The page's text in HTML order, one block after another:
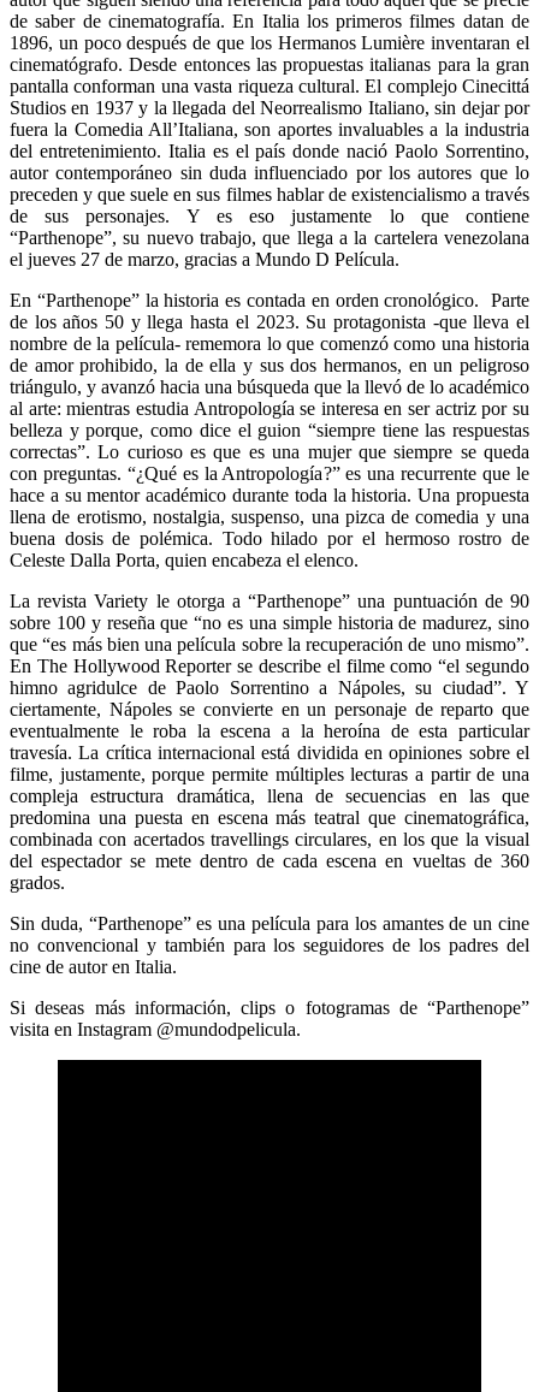
de saber de cinematografía. En Italia los primeros filmes datan de
1896, un poco después de que los Hermanos Lumière inventaran el
cinematógrafo. Desde entonces las propuestas italianas para la gran
pantalla conforman una vasta riqueza cultural. El complejo Cinecittá
Studios en 1937 y la llegada del Neorrealismo Italiano, sin dejar por
fuera la Comedia All’Italiana, son aportes invaluables a la industria
del entretenimiento. Italia es el país donde nació Paolo Sorrentino,
autor contemporáneo sin duda influenciado por los autores que lo
preceden y que suele en sus filmes hablar de existencialismo a través
de sus personajes. Y es eso justamente lo que contiene
“Parthenope”, su nuevo trabajo, que llega a la cartelera venezolana
el jueves 27 de marzo, gracias a Mundo D Película.
En “Parthenope” la historia es contada en orden cronológico. Parte
de los años 50 y llega hasta el 2023. Su protagonista -que lleva el
nombre de la película- rememora lo que comenzó como una historia
de amor prohibido, la de ella y sus dos hermanos, en un peligroso
triángulo, y avanzó hacia una búsqueda que la llevó de lo académico
al arte: mientras estudia Antropología se interesa en ser actriz por su
belleza y porque, como dice el guion “siempre tiene las respuestas
correctas”. Lo curioso es que es una mujer que siempre se queda
con preguntas. “¿Qué es la Antropología?” es una recurrente que le
hace a su mentor académico durante toda la historia. Una propuesta
llena de erotismo, nostalgia, suspenso, una pizca de comedia y una
buena dosis de polémica. Todo hilado por el hermoso rostro de
Celeste Dalla Porta, quien encabeza el elenco.
La revista Variety le otorga a “Parthenope” una puntuación de 90
sobre 100 y reseña que “no es una simple historia de madurez, sino
que “es más bien una película sobre la recuperación de uno mismo”.
En The Hollywood Reporter se describe el filme como “el segundo
himno agridulce de Paolo Sorrentino a Nápoles, su ciudad”. Y
ciertamente, Nápoles se convierte en un personaje de reparto que
eventualmente le roba la escena a la heroína de esta particular
travesía. La crítica internacional está dividida en opiniones sobre el
filme, justamente, porque permite múltiples lecturas a partir de una
compleja estructura dramática, llena de secuencias en las que
predomina una puesta en escena más teatral que cinematográfica,
combinada con acertados travellings circulares, en los que la visual
del espectador se mete dentro de cada escena en vueltas de 360
grados.
Sin duda, “Parthenope” es una película para los amantes de un cine
no convencional y también para los seguidores de los padres del
cine de autor en Italia.
Si deseas más información, clips o fotogramas de “Parthenope”
visita en Instagram @mundodpelicula.